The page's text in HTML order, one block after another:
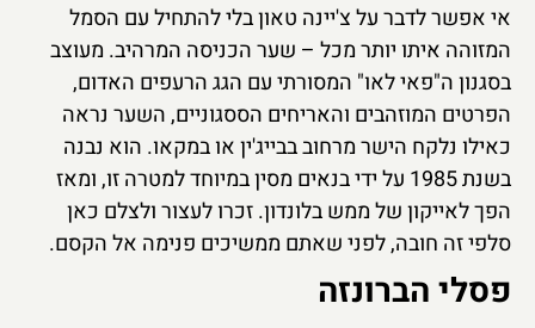
אי אפשר לדבר על צ'יינה טאון בלי להתחיל עם הסמל
המזוהה איתו יותר מכל – שער הכניסה המרהיב. מעוצב
בסגנון ה"פאי לאו" המסורתי עם הגג הרעפים האדום,
הפרטים המוזהבים והאריחים הססגוניים, השער נראה
כאילו נלקח הישר מרחוב בבייג'ין או במקאו. הוא נבנה
בשנת 1985 על ידי בנאים מסין במיוחד למטרה זו, ומאז
הפך לאייקון של ממש בלונדון. זכרו לעצור ולצלם כאן
סלפי זה חובה, לפני שאתם ממשיכים פנימה אל הקסם.
פסלי הברונזה